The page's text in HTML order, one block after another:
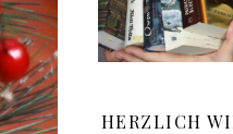
HERZLICH